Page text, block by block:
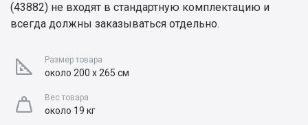
(43882) не входят в стандартную комплектацию и
всегда должны заказываться отдельно.
Размер товара
около 200 х 265 см
Вес товара
около 19 кг